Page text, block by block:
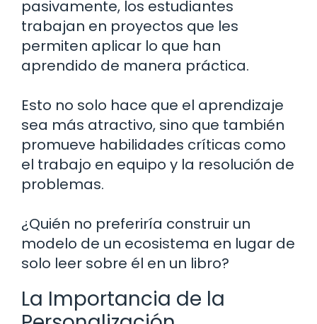
pasivamente, los estudiantes
trabajan en proyectos que les
permiten aplicar lo que han
aprendido de manera práctica.
Esto no solo hace que el aprendizaje
sea más atractivo, sino que también
promueve habilidades críticas como
el trabajo en equipo y la resolución de
problemas.
¿Quién no preferiría construir un
modelo de un ecosistema en lugar de
solo leer sobre él en un libro?
La Importancia de la